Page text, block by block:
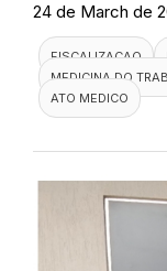
24 de March de
FISCALIZACAO
MEDICINA DO
ATO MEDICO